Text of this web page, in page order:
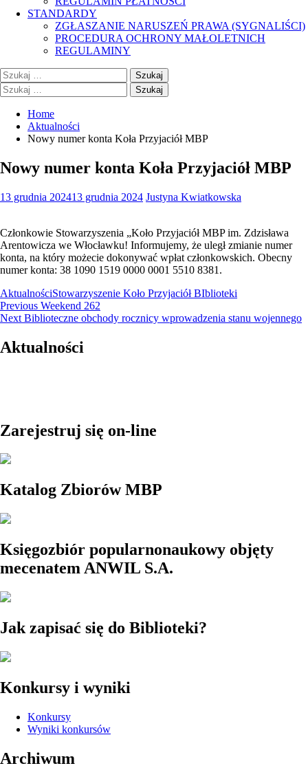
STANDARDY
ZGŁASZANIE NARUSZEŃ PRAWA (SYGNALIŚCI)
PROCEDURA OCHRONY MAŁOLETNICH
REGULAMINY
Szukaj:
Szukaj:
Home
Aktualności
Nowy numer konta Koła Przyjaciół MBP
Nowy numer konta Koła Przyjaciół MBP
13 grudnia 202413 grudnia 2024 Justyna Kwiatkowska
Członkowie Stowarzyszenia „Koło Przyjaciół MBP im. Zdzisława
Arentowicza we Włocławku! Informujemy, że uległ zmianie numer
konta, na który możecie dokonywać wpłat członkowskich. Obecny
numer konta: 38 1090 1519 0000 0001 5510 8381.
AktualnościStowarzyszenie Koło Przyjaciół BIblioteki
Nawigacja
wpisu
Previous Previous
post:
Weekend 262
Next Next
Biblioteczne obchody rocznicy wprowadzenia stanu wojennego
Aktualności
Zarejestruj się on-line
Katalog Zbiorów MBP
Księgozbiór popularnonaukowy objęty
mecenatem ANWIL S.A.
Jak zapisać się do Biblioteki?
Konkursy i wyniki
Konkursy
Wyniki konkursów
Archiwum